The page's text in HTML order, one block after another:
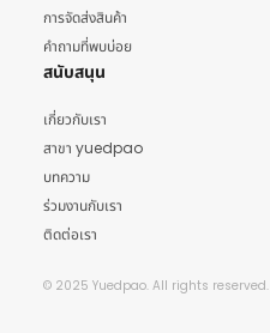
การจัดส่งสินค้า
คำถามที่พบบ่อย
สนับสนุน
เกี่ยวกับเรา
สาขา yuedpao
บทความ
ร่วมงานกับเรา
ติดต่อเรา
© 2025 Yuedpao. All rights reserved.